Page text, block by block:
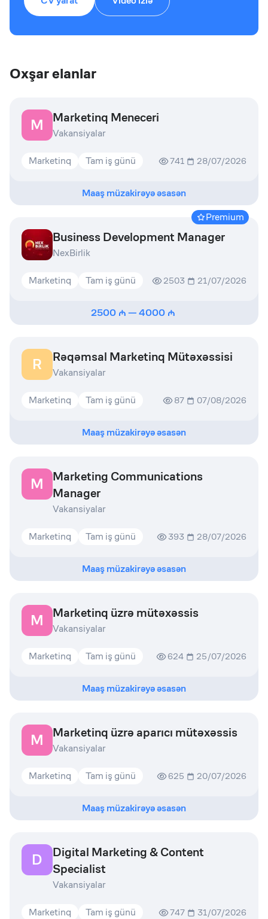
Oxşar elanlar
M Marketinq Meneceri
Vakansiyalar
Marketinq Tam iş günü 741 28/07/2026
Maaş müzakirəyə əsasən
Business Development Manager
NexBirlik
Premium
Marketinq Tam iş günü 2503 21/07/2026
2500 —4000
R Rəqəmsal Marketinq Mütəxəssisi
Vakansiyalar
Marketinq Tam iş günü 87 07/08/2026
Maaş müzakirəyə əsasən
M
Marketing Communications
Manager
Vakansiyalar
Marketinq Tam iş günü 393 28/07/2026
Maaş müzakirəyə əsasən
M Marketinq üzrə mütəxəssis
Vakansiyalar
Marketinq Tam iş günü 624 25/07/2026
Maaş müzakirəyə əsasən
M Marketinq üzrə aparıcı mütəxəssis
Vakansiyalar
Marketinq Tam iş günü 625 20/07/2026
Maaş müzakirəyə əsasən
D
Digital Marketing & Content
Specialist
Vakansiyalar
Marketinq Tam iş günü 747 31/07/2026